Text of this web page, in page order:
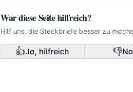
War diese Seite hilfreich?
Hilf uns, die Steckbriefe besser zu
👍Ja, hilfreich 👎